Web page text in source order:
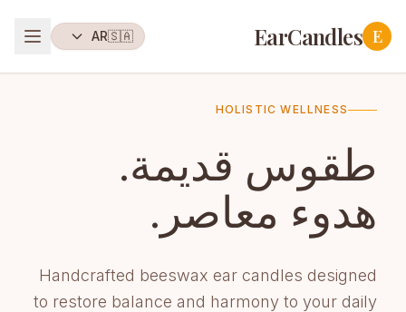
E
EarCandles
🇸🇦
AR
HOLISTIC WELLNESS
طقوس قديمة.
هدوء معاصر.
Handcrafted beeswax ear candles designed
to restore balance and harmony to your daily